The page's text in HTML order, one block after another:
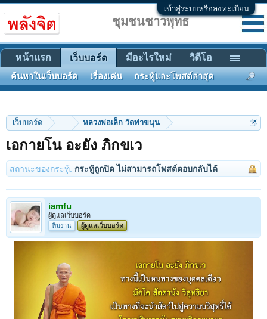
เข้าสู่ระบบหรือลงทะเบียน
เว็บบอร์ด ... หลวงพ่อเล็ก วัดท่าขนุน
เอกายโน อะยัง ภิกขเว
สถานะของกระทู้: กระทู้ถูกปิด ไม่สามารถโพสต์ตอบกลับได้
iamfu
ผู้ดูแลเว็บบอร์ด
ทีมงาน
ผู้ดูแลเว็บบอร์ด
ชุมชนชาวพุทธ
หน้าแรก เว็บบอร์ด
ค้นหาในเว็บบอร์ด เรื่องเด่น กระทู้และโพสต์ล่าสุด
มีอะไรใหม่ วิดีโอ